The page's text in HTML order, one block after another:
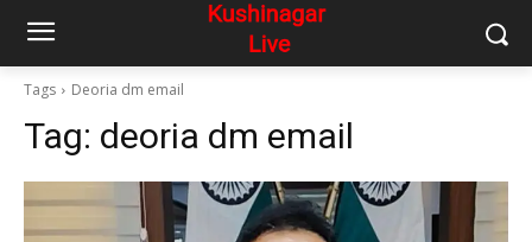
Tags Deoria dm email
Tag: deoria dm email